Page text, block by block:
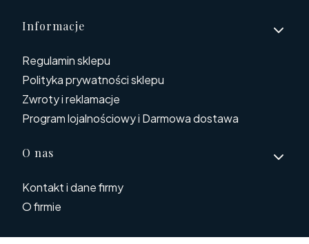
Informacje
Regulamin sklepu
Polityka prywatności sklepu
Zwroty i reklamacje
Program lojalnościowy i Darmowa dostawa
O nas
Kontakt i dane firmy
O firmie